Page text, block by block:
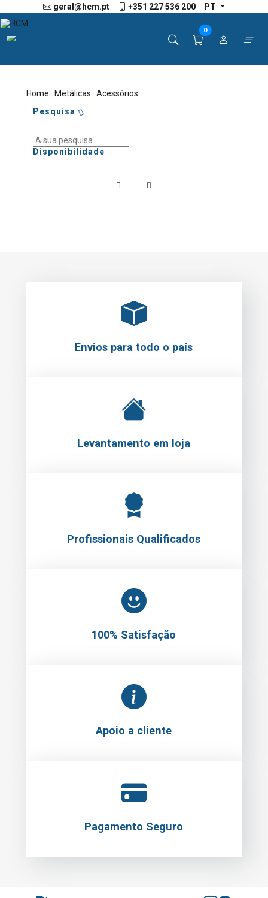
geral@hcm.pt +351 227 536 200 PT
0
Home ·Metálicas · Acessórios
Pesquisa
Disponibilidade
Envios para todo o país
Levantamento em loja
Profissionais Qualificados
100% Satisfação
Apoio a cliente
Pagamento Seguro